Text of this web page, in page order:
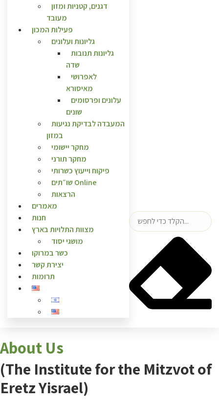
דגנים, קטניות ומזון
מעובד
פעילות המכון
גליונות ועלונים
גליונות תנובות
שדה
לאפרושי
מאיסורא
עלונים ופרסומים
שונים
המעבדה לבדיקת נגיעות
במזון
מחקר יישומי
מחקר תורני
פיקוח וייעוץ כשרותי
שו״תים Online
הרצאות
מאמרים
חנות
מצוות התלויות בארץ
מושגי יסוד
כשר במרוקו
יצירת קשר
תרומות
About Us
(The Institute for the Mitzvot of
Eretz Yisrael)